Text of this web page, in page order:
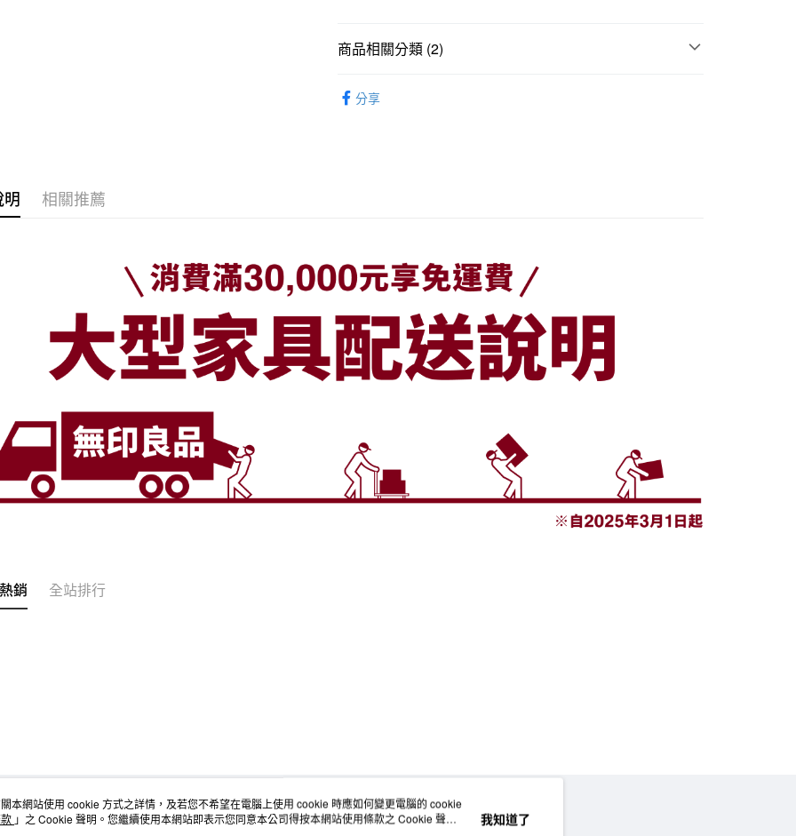
台新國際商業銀行
滿 NT$30,000 (含以上) 免運費
商品相關分類 (2)
分享
相關推薦
銷 全站排行
店舖情報
門市服務
空間改造企劃服務
大宗採購
會員服務
人才招募
本網站使用 cookie 方式之詳情，及若您不希望在電腦上使用 cookie 時應如何變更電腦的 cookie
」之 Cookie 聲明。您繼續使用本網站即表示您同意本公司得按本網站使用條款之 Cookie 聲明 我知道了